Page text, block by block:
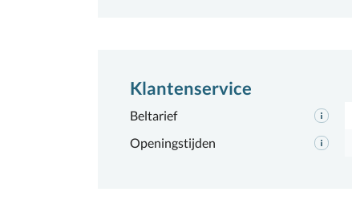
Klantenservice
Beltarief
Openingstijden